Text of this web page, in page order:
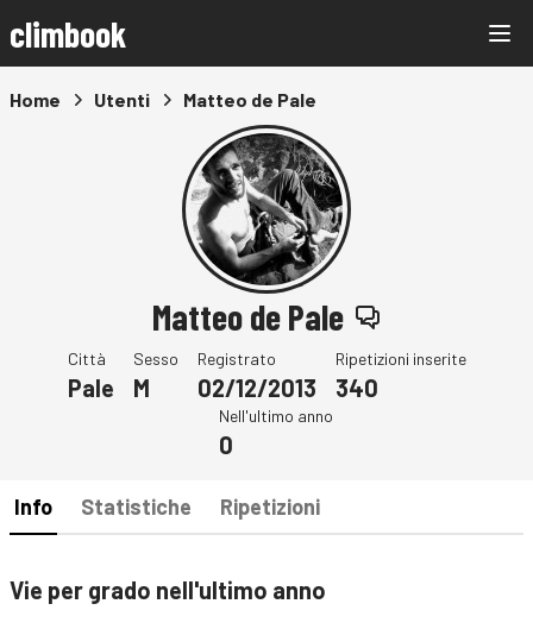
climbook
Home Utenti Matteo de Pale
Matteo de Pale
Città
Pale
Sesso
M
Registrato
02/12/2013
Ripetizioni inserite
340
Nell'ultimo anno
0
Info Statistiche Ripetizioni
Vie per grado nell'ultimo anno